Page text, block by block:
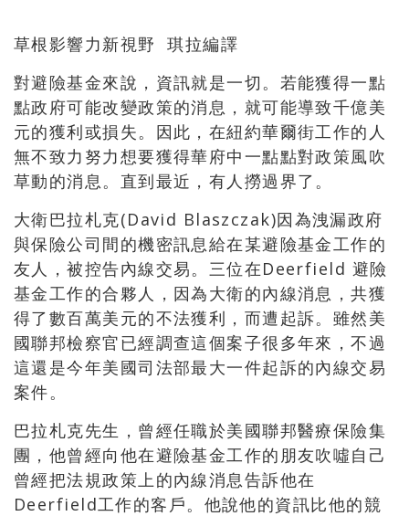
草根影響力新視野 琪拉編譯
對避險基金來說，資訊就是一切。若能獲得一點
點政府可能改變政策的消息，就可能導致千億美
元的獲利或損失。因此，在紐約華爾街工作的人
無不致力努力想要獲得華府中一點點對政策風吹
草動的消息。直到最近，有人撈過界了。
大衛巴拉札克(David Blaszczak)因為洩漏政府
與保險公司間的機密訊息給在某避險基金工作的
友人，被控告內線交易。三位在Deerfield 避險
基金工作的合夥人，因為大衛的內線消息，共獲
得了數百萬美元的不法獲利，而遭起訴。雖然美
國聯邦檢察官已經調查這個案子很多年來，不過
這還是今年美國司法部最大一件起訴的內線交易
案件。
巴拉札克先生，曾經任職於美國聯邦醫療保險集
團，他曾經向他在避險基金工作的朋友吹噓自己
曾經把法規政策上的內線消息告訴他在
Deerfield工作的客戶。他說他的資訊比他的競